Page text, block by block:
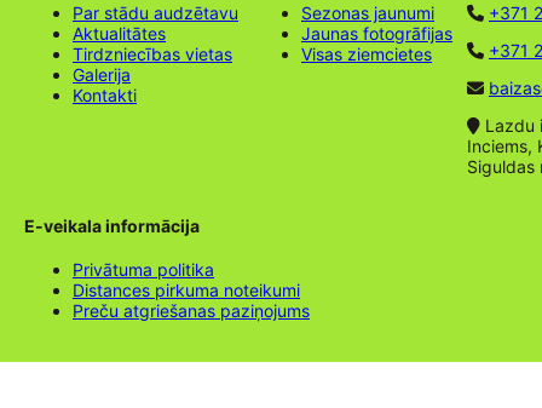
Par stādu audzētavu
Aktualitātes
Tirdzniecības vietas
Galerija
Kontakti
Sezonas jaunumi
Jaunas fotogrāfijas
Visas ziemcietes
+371
+371
Lazdu
Inciems,
Siguldas
E-veikala informācija
Privātuma politika
Distances pirkuma noteikumi
Preču atgriešanas paziņojums